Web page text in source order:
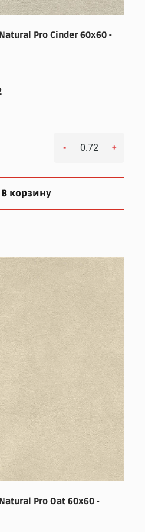
Pro Cinder 60x60 -
- +
В корзину
Pro Oat 60x60 -